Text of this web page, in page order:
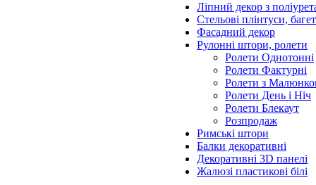
Ліпний декор з
Стельові плінтуси,
Фасадний декор
Рулонні штори, ролети
Ролети Однотонні
Ролети Фактурні
Ролети з
Ролети День і Ніч
Ролети Блекаут
Розпродаж
Римські штори
Балки декоративні
Декоративні 3D панелі
Жалюзі пластикові білі